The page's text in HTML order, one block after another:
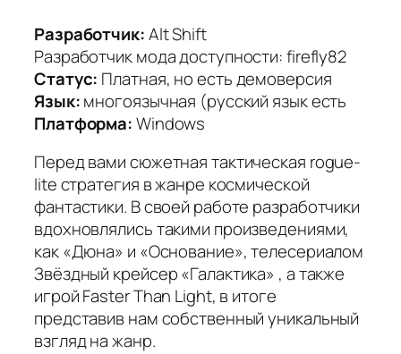
Разработчик:Alt Shift
Разработчик мода доступности: firefly82
Статус: Платная, но есть демоверсия
Язык:многоязычная (русский язык есть
Платформа:Windows
Перед вами сюжетная тактическая rogue-
lite стратегия в жанре космической
фантастики. В своей работе разработчики
вдохновлялись такими произведениями,
как «Дюна» и «Основание», телесериалом
Звёздный крейсер «Галактика» , а также
игрой Faster Than Light, в итоге
представив нам собственный уникальный
взгляд на жанр.